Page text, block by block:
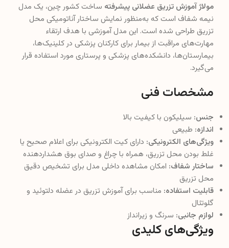
مولاژ آموزش تزریق عضلانی پیشرفته ساخت کشور چین، یک مدل
نیمه شفاف است که به‌منظور نمایش ساختار آناتومیکی محل
تزریق طراحی شده است. این مدل آموزشی با هدف ارتقاء
مهارت‌های مراقبت از بیمار برای کارکنان پزشکی در کلینیک‌ها،
بیمارستان‌ها، دانشکده‌های پزشکی و پرستاری مورد استفاده قرار
می‌گیرد.
مشخصات فنی
جنس: سیلیکون با کیفیت بالا
اندازه: طبیعی
ویژگی‌های الکترونیکی: دارای کیت الکترونیکی برای اعلام صحیح یا
غلط بودن محل تزریق، همراه با چراغ و صدای بوق هشداردهنده
ساختار شفاف: امکان مشاهده داخلی مدل برای تشخیص دقیق
محل تزریق
قابلیت استفاده: مناسب برای آموزش تزریق در عضله دلتوئید و
گلوتئال
لوازم جانبی: سرنگ و زیرانداز
ویژگی‌های کلیدی